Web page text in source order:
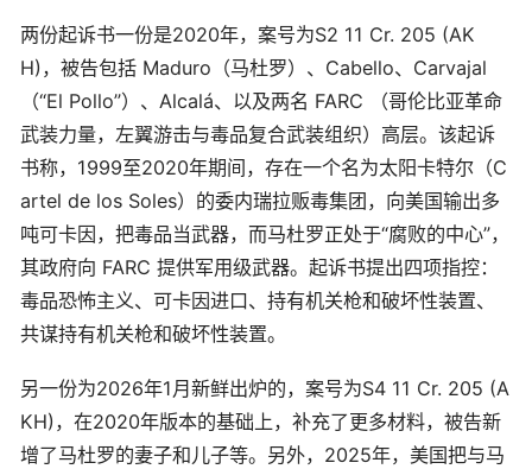
两份起诉书一份是2020年，案号为S2 11 Cr. 205 (AK
H)，被告包括 Maduro（马杜罗）、Cabello、Carvajal
（“El Pollo”）、Alcalá、以及两名 FARC （哥伦比亚革命
武装力量，左翼游击与毒品复合武装组织）高层。该起诉
书称，1999至2020年期间，存在一个名为太阳卡特尔（C
artel de los Soles）的委内瑞拉贩毒集团，向美国输出多
吨可卡因，把毒品当武器，而马杜罗正处于“腐败的中心”，
其政府向 FARC 提供军用级武器。起诉书提出四项指控：
毒品恐怖主义、可卡因进口、持有机关枪和破坏性装置、
共谋持有机关枪和破坏性装置。
另一份为2026年1月新鲜出炉的，案号为S4 11 Cr. 205 (A
KH)，在2020年版本的基础上，补充了更多材料，被告新
增了马杜罗的妻子和儿子等。另外，2025年，美国把与马